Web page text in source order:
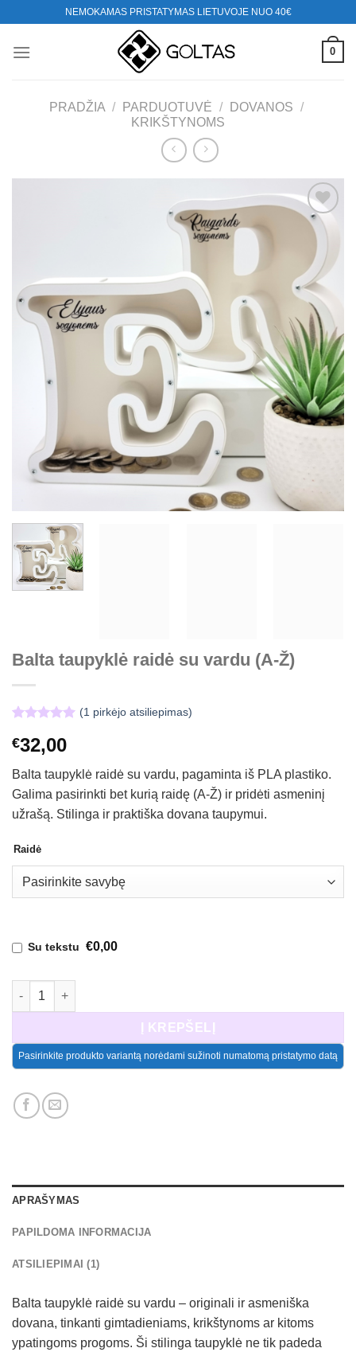
content
NEMOKAMAS PRISTATYMAS LIETUVOJE NUO 40€
0
PRADŽIA / PARDUOTUVĖ / DOVANOS /
KRIKŠTYNOMS
Mėgstamiausias
Balta taupyklė raidė su vardu (A-Ž)
5.00iš 5
įvertinimų:
)
(1 pirkėjo atsiliepimas)
€32,00
Balta taupyklė raidė su vardu, pagaminta iš PLA plastiko.
Galima pasirinkti bet kurią raidę (A-Ž) ir pridėti asmeninį
užrašą. Stilinga ir praktiška dovana taupymui.
Raidė
Su tekstu €0,00
produkto kiekis: Balta taupyklė raidė su vardu (A-Ž)
Į KREPŠELĮ
Pasirinkite produkto variantą norėdami sužinoti numatomą pristatymo datą
APRAŠYMAS
PAPILDOMA INFORMACIJA
ATSILIEPIMAI (1)
Balta taupyklė raidė su vardu – originali ir asmeniška
dovana, tinkanti gimtadieniams, krikštynoms ar kitoms
ypatingoms progoms. Ši stilinga taupyklė ne tik padeda